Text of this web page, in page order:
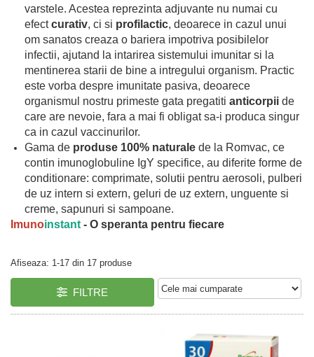
ey! Eco Cosmetics (1 produs)
Ferribiella (8 produse)
GreenPoint Trade (3 produse)
H3D - O'TOM(2 produse)
Health Advisors (9 produse)
Hegron Cosmetics BV (5 produse)
Jack N' Jill (20 produse)
Laboratoarele Remedia (98
produse)
Laboratoire Francodex (15
produse)
Laropharm (25 produse)
Lavera (4 produse)
Pastile si Bombe de Baie si Dus
Periute de Dinti
Protectie Anti-Insecte
Protectie Solara
Pudre
Sapun Natural Handmade
Scrub de Corp
Servetele Umede/Hartie Igienica
Umeda
Spumant de Baie
Uleiuri Esentiale
varstele. Acestea reprezinta adjuvante nu numai cu
efectcurativ, ci si profilactic, deoarece in cazul unui
om sanatos creaza o bariera impotriva posibilelor
infectii, ajutand la intarirea sistemului imunitar si la
mentinerea starii de bine a intregului organism. Practic
este vorba despre imunitate pasiva, deoarece
organismul nostru primeste gata pregatiti anticorpii de
care are nevoie, fara a mai fi obligat sa-i produca singur
ca in cazul vaccinurilor.
Gama de produse 100% naturale de la Romvac, ce
contin imunoglobuline IgY specifice, au diferite forme de
conditionare: comprimate, solutii pentru aerosoli, pulberi
de uz intern si extern, geluri de uz extern, unguente si
creme, sapunuri si sampoane.
Imunoinstant - O speranta pentru fiecare
Afiseaza: 1-17 din 17 produse
FILTRE